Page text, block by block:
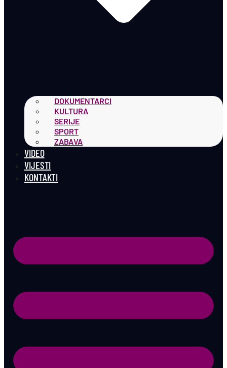
DOKUMENTARCI
KULTURA
SERIJE
SPORT
ZABAVA
VIDEO
VIJESTI
KONTAKTI